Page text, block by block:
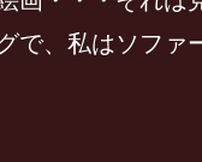
、私はソファ